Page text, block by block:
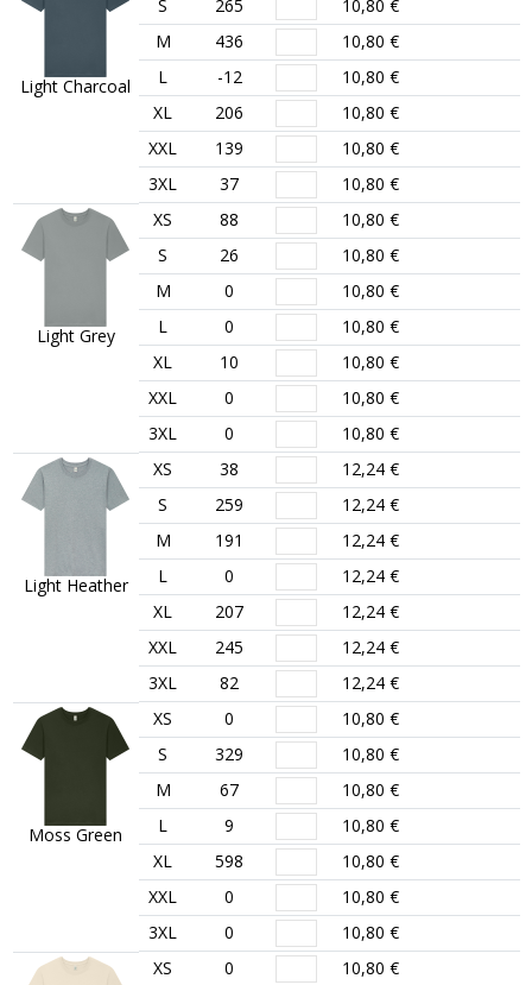
Light Charcoal
S 265
10,80 €
M
436
10,80 €
L
-12
10,80 €
XL
206
10,80 €
XXL
139
10,80 €
3XL
37 10,80 €
Light Grey
XS 88
10,80 €
S
26
10,80 €
M
0
10,80 €
L
0
10,80 €
XL
10
10,80 €
XXL
0
10,80 €
3XL
0 10,80 €
Light Heather
XS 38
12,24 €
S
259
12,24 €
M
191
12,24 €
L
0
12,24 €
XL
207
12,24 €
XXL
245
12,24 €
3XL
82 12,24 €
Moss Green
XS 0
10,80 €
S
329
10,80 €
M
67
10,80 €
L
9
10,80 €
XL
598
10,80 €
XXL
0
10,80 €
3XL
0 10,80 €
XS 0
10,80 €